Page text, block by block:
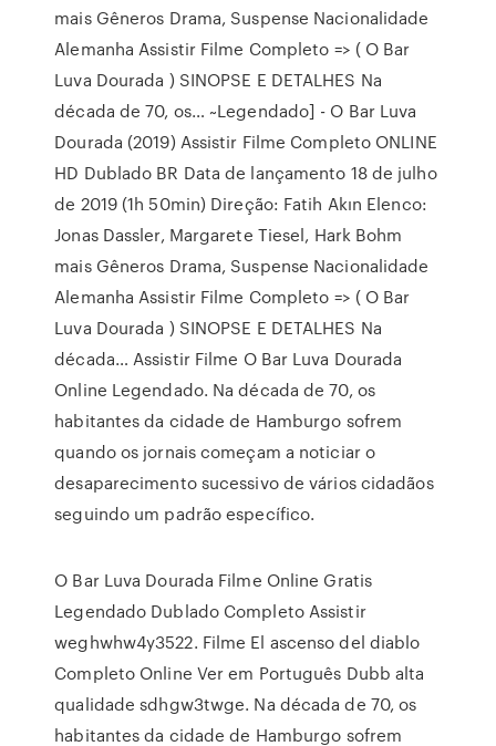
mais Gêneros Drama, Suspense Nacionalidade
Alemanha Assistir Filme Completo => ( O Bar
Luva Dourada ) SINOPSE E DETALHES Na
década de 70, os… ~Legendado] - O Bar Luva
Dourada (2019) Assistir Filme Completo ONLINE
HD Dublado BR Data de lançamento 18 de julho
de 2019 (1h 50min) Direção: Fatih Akın Elenco:
Jonas Dassler, Margarete Tiesel, Hark Bohm
mais Gêneros Drama, Suspense Nacionalidade
Alemanha Assistir Filme Completo => ( O Bar
Luva Dourada ) SINOPSE E DETALHES Na
década… Assistir Filme O Bar Luva Dourada
Online Legendado. Na década de 70, os
habitantes da cidade de Hamburgo sofrem
quando os jornais começam a noticiar o
desaparecimento sucessivo de vários cidadãos
seguindo um padrão específico.
O Bar Luva Dourada Filme Online Gratis
Legendado Dublado Completo Assistir
weghwhw4y3522. Filme El ascenso del diablo
Completo Online Ver em Português Dubb alta
qualidade sdhgw3twge. Na década de 70, os
habitantes da cidade de Hamburgo sofrem